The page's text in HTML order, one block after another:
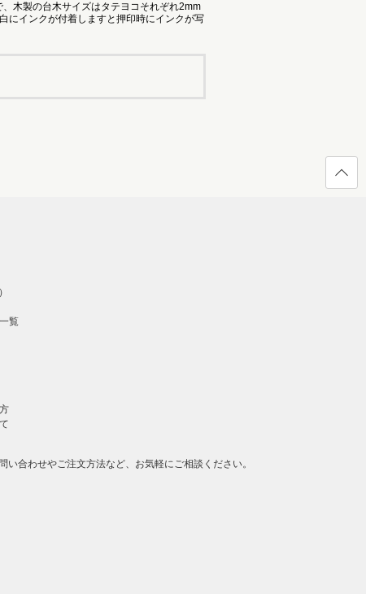
木製の台木サイズはタテヨコそれぞれ2mm
にインクが付着しますと押印時にインクが写
覧
い合わせやご注文方法など、お気軽にご相談ください。